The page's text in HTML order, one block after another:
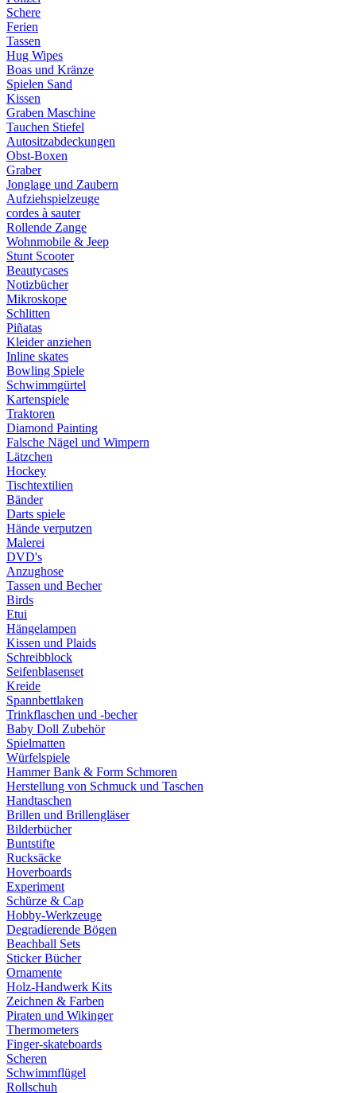
Schere
Ferien
Tassen
Hug Wipes
Boas und Kränze
Spielen Sand
Kissen
Graben Maschine
Tauchen Stiefel
Autositzabdeckungen
Obst-Boxen
Graber
Jonglage und Zaubern
Aufziehspielzeuge
cordes à sauter
Rollende Zange
Wohnmobile & Jeep
Stunt Scooter
Beautycases
Notizbücher
Mikroskope
Schlitten
Piñatas
Kleider anziehen
Inline skates
Bowling Spiele
Schwimmgürtel
Kartenspiele
Traktoren
Diamond Painting
Falsche Nägel und Wimpern
Lätzchen
Hockey
Tischtextilien
Bänder
Darts spiele
Hände verputzen
Malerei
DVD's
Anzughose
Tassen und Becher
Birds
Etui
Hängelampen
Kissen und Plaids
Schreibblock
Seifenblasenset
Kreide
Spannbettlaken
Trinkflaschen und -becher
Baby Doll Zubehör
Spielmatten
Würfelspiele
Hammer Bank & Form Schmoren
Herstellung von Schmuck und Taschen
Handtaschen
Brillen und Brillengläser
Bilderbücher
Buntstifte
Rucksäcke
Hoverboards
Experiment
Schürze & Cap
Hobby-Werkzeuge
Degradierende Bögen
Beachball Sets
Sticker Bücher
Ornamente
Holz-Handwerk Kits
Zeichnen & Farben
Piraten und Wikinger
Thermometers
Finger-skateboards
Scheren
Schwimmflügel
Rollschuh